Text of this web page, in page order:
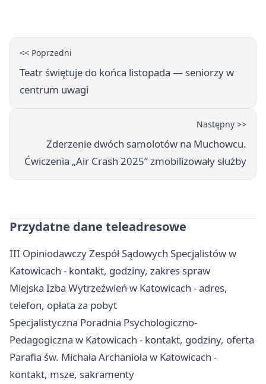
<< Poprzedni
Teatr świętuje do końca listopada — seniorzy w
centrum uwagi
Następny >>
Zderzenie dwóch samolotów na Muchowcu.
Ćwiczenia „Air Crash 2025” zmobilizowały służby
Przydatne dane teleadresowe
III Opiniodawczy Zespół Sądowych Specjalistów w
Katowicach - kontakt, godziny, zakres spraw
Miejska Izba Wytrzeźwień w Katowicach - adres,
telefon, opłata za pobyt
Specjalistyczna Poradnia Psychologiczno-
Pedagogiczna w Katowicach - kontakt, godziny, oferta
Parafia św. Michała Archanioła w Katowicach -
kontakt, msze, sakramenty